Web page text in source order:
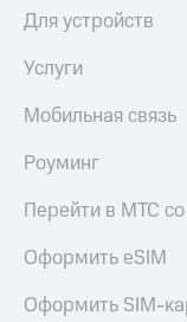
Для устройств
Услуги
Мобильная связь
Роуминг
Перейти в МТС
Оформить eSIM
Оформить SIM-